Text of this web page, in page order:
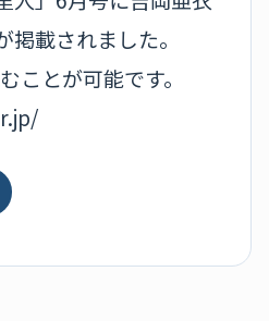
載されました。
ことが可能です。